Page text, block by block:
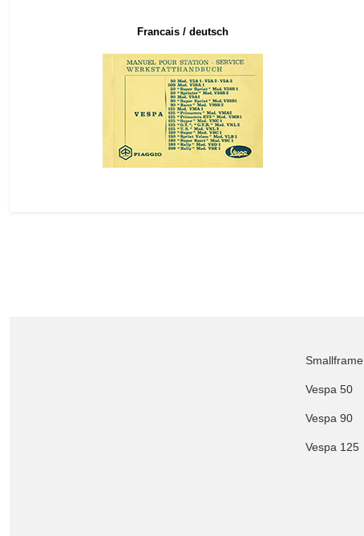
Francais / deutsch
Smallframe
Vespa 50
Vespa 90
Vespa 125